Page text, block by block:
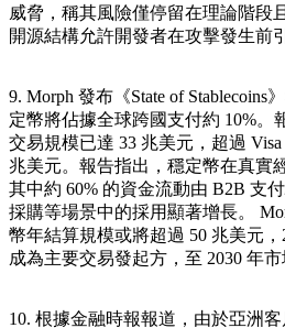
威脅，稱其風險僅停留在理論階段
開源結構允許開發者在攻擊發生前
9. Morph 發布《State of Stablecoins
定幣將佔據全球跨國支付約 10%。
交易規模已達 33 兆美元，超過 Visa
兆美元。報告指出，穩定幣在真實
其中約 60% 的資金流動由 B2B 支
採購等場景中的採用顯著增長。
幣年結算規模或將超過 50 兆美元
成為主要交易發起方，至 2030 年市
10. 根據金融時報報道，由於亞洲